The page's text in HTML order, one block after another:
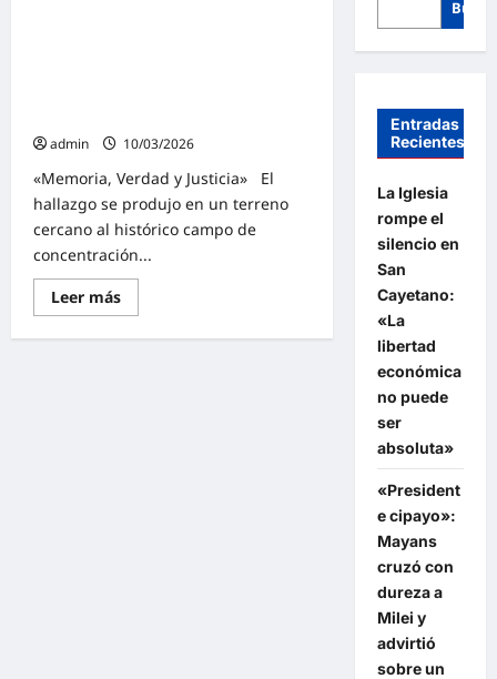
admin
10/03/2026
«Memoria, Verdad y Justicia» El
hallazgo se produjo en un terreno
cercano al histórico campo de
concentración...
Leer másLee
más
Identificaron
Entradas
Recientes
La Iglesia
rompe el
silencio en
San
Cayetano:
«La
libertad
económica
no puede
ser
absoluta»
«President
e cipayo»:
Mayans
cruzó con
dureza a
Milei y
advirtió
sobre un